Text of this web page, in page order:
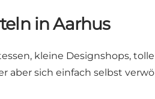
in Aarhus
kleine Designshops,
aber sich einfach selbst